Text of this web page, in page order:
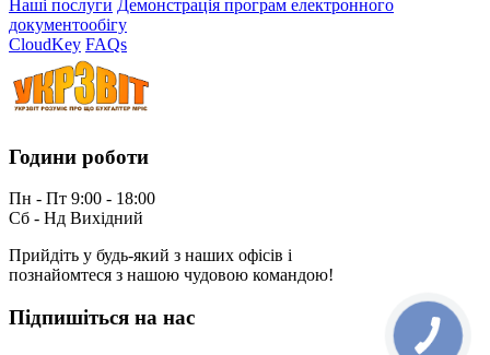
Наші послуги Демонстрація програм електронного
документообігу
CloudKey FAQs
Години роботи
Пн - Пт 9:00 - 18:00
Сб - Нд Вихідний
Прийдіть у будь-який з наших офісів і
познайомтеся з нашою чудовою командою!
Підпишіться на нас